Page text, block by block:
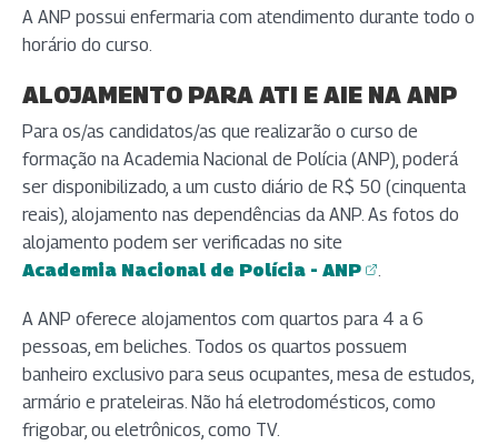
A ANP possui enfermaria com atendimento durante todo o
horário do curso.
ALOJAMENTO PARA ATI E AIE NA ANP
Para os/as candidatos/as que realizarão o curso de
formação na Academia Nacional de Polícia (ANP), poderá
ser disponibilizado, a um custo diário de R$ 50 (cinquenta
reais), alojamento nas dependências da ANP. As fotos do
alojamento podem ser verificadas no site
Academia Nacional de Polícia - ANP
(abre em nova aba)
(abre em nova aba)
(abre em nova aba)
(abre em nova aba)
(abre em nova aba)
(abre em nova aba)
(abre em nova aba)
(abre em nova aba)
(abre em nova aba)
A ANP oferece alojamentos com quartos para 4 a 6
pessoas, em beliches. Todos os quartos possuem
banheiro exclusivo para seus ocupantes, mesa de estudos,
armário e prateleiras. Não há eletrodomésticos, como
frigobar, ou eletrônicos, como TV.